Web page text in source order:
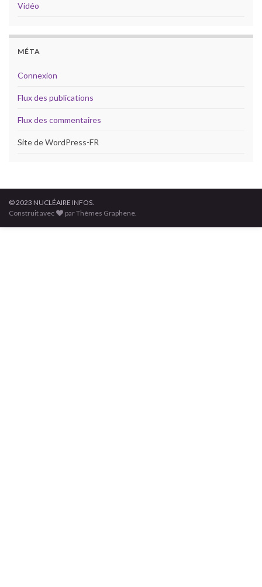
Vidéo
MÉTA
Connexion
Flux des publications
Flux des commentaires
Site de WordPress-FR
© 2023 NUCLÉAIRE INFOS.
Construit avec
par Thèmes Graphene.